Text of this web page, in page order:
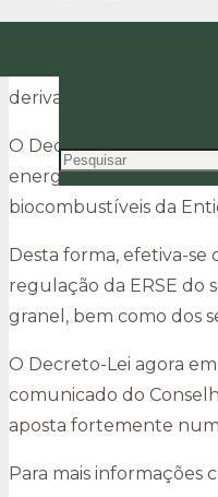
derivados do petróleo
O Decreto-Lei n.º 57-A/
energia elétrica e do
biocombustíveis da
Desta forma, efetiva-se
regulação da ERSE do
granel, bem como dos
O Decreto-Lei agora
comunicado do
aposta fortemente
Para mais informações